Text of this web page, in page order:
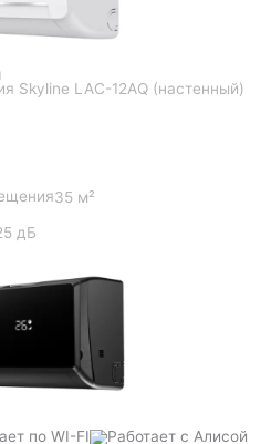
Skyline LAC-12AQ (настенный)
35 м²
дБ